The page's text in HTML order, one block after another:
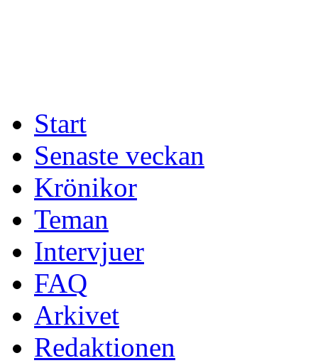
Start
Senaste veckan
Krönikor
Teman
Intervjuer
FAQ
Arkivet
Redaktionen